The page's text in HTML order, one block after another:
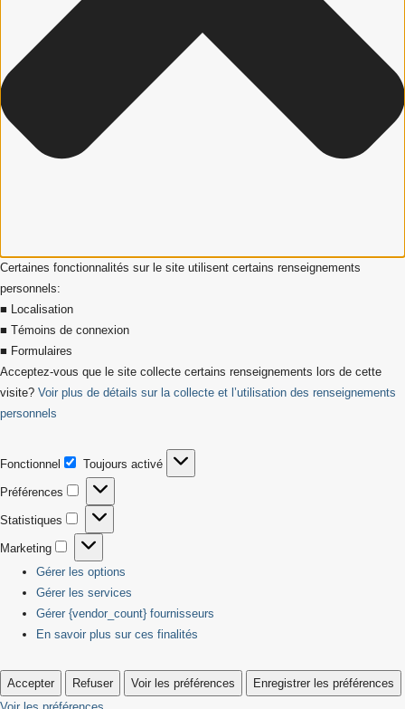
Certaines fonctionnalités sur le site utilisent certains renseignements
personnels:
■ Localisation
■ Témoins de connexion
■ Formulaires
Acceptez-vous que le site collecte certains renseignements lors de cette
visite? Voir plus de détails sur la collecte et l’utilisation des renseignements
personnels
Fonctionnel
Fonctionnel
Toujours activé
Préférences
Préférences
Statistiques
Statistiques
Marketing
Marketing
Gérer les options
Gérer les services
Gérer {vendor_count} fournisseurs
En savoir plus sur ces finalités
Accepter Refuser Voir les préférences
Enregistrer les préférences